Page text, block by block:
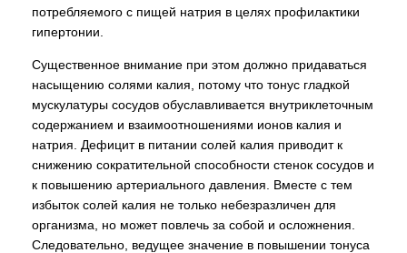
потребляемого с пищей натрия в целях профилактики
гипертонии.
Существенное внимание при этом должно придаваться
насыщению солями калия, потому что тонус гладкой
мускулатуры сосудов обуславливается внутриклеточным
содержанием и взаимоотношениями ионов калия и
натрия. Дефицит в питании солей калия приводит к
снижению сократительной способности стенок сосудов и
к повышению артериального давления. Вместе с тем
избыток солей калия не только небезразличен для
организма, но может повлечь за собой и осложнения.
Следовательно, ведущее значение в повышении тонуса